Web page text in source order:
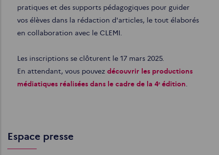
pratiques et des supports pédagogiques pour guider
vos élèves dans la rédaction d'articles, le tout élaborés
en collaboration avec le CLEMI.
Les inscriptions se clôturent le 17 mars 2025.
En attendant, vous pouvez découvrir les productions
médiatiques réalisées dans le cadre de la 4ᵉ édition.
Espace presse